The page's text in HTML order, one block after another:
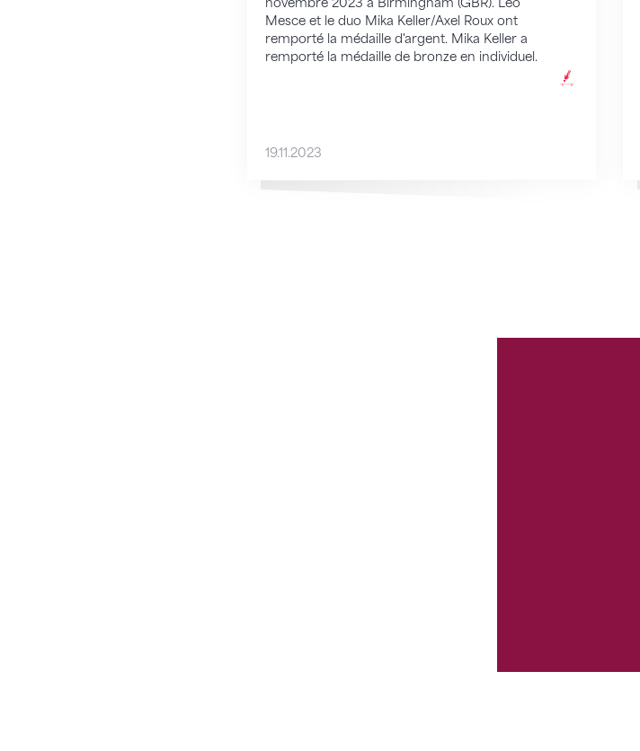
novembre 2023 à Birmingham (GBR). Leo
Mesce et le duo Mika Keller/Axel Roux ont
remporté la médaille d'argent. Mika Keller a
remporté la médaille de bronze en individuel.
19.11.2023